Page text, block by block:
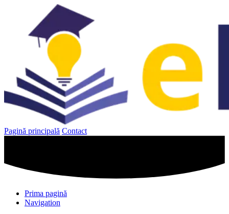
Pagină principală Contact
Prima pagină
Navigation